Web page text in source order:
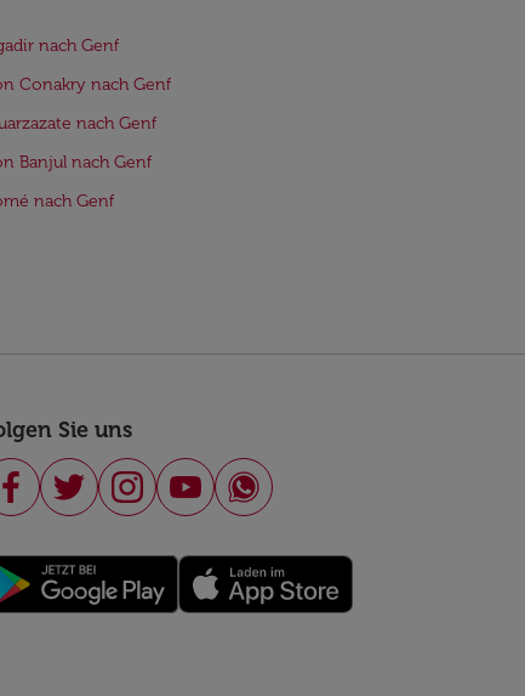
nach Genf
Conakry nach Genf
nach Genf
Banjul nach Genf
nach Genf
Sie uns